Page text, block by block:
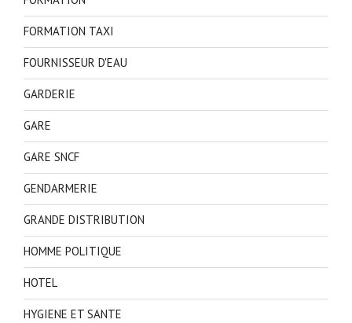
FORMATION TAXI
FOURNISSEUR D'EAU
GARDERIE
GARE
GARE SNCF
GENDARMERIE
GRANDE DISTRIBUTION
HOMME POLITIQUE
HOTEL
HYGIENE ET SANTE